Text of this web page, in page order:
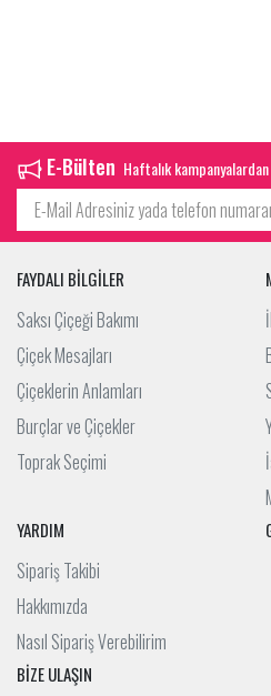
E-Bülten Haftalık
FAYDALI BİLGİLER
Saksı Çiçeği Bakımı
Çiçek Mesajları
Çiçeklerin Anlamları
Burçlar ve Çiçekler
Toprak Seçimi
YARDIM
Sipariş Takibi
Hakkımızda
Nasıl Sipariş Verebilirim
BİZE ULAŞIN